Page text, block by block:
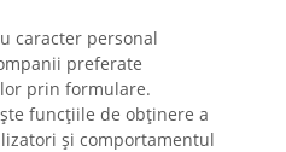
caracter personal
preferate
prin formulare.
funcțiile de obținere a
și comportamentul